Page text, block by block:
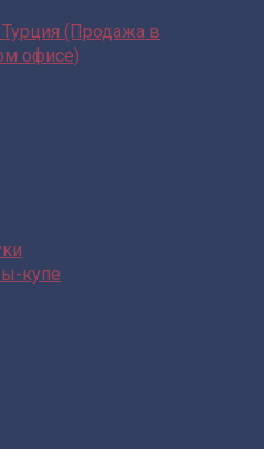
Турция (Продажа в
офисе)
купе